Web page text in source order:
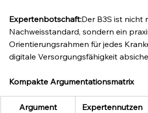
Expertenbotschaft:Der B3S ist nicht
Nachweisstandard, sondern ein
Orientierungsrahmen für jedes
digitale Versorgungsfähigkeit
Kompakte Argumentationsmatrix
Argument Expertennutzen